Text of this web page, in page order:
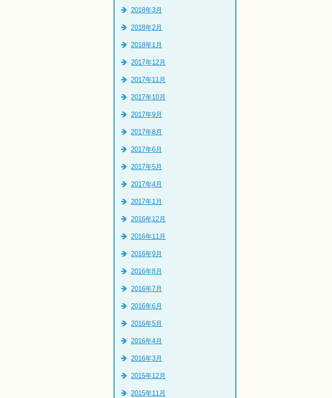
2018年3月
2018年2月
2018年1月
2017年12月
2017年11月
2017年10月
2017年9月
2017年8月
2017年6月
2017年5月
2017年4月
2017年1月
2016年12月
2016年11月
2016年9月
2016年8月
2016年7月
2016年6月
2016年5月
2016年4月
2016年3月
2015年12月
2015年11月